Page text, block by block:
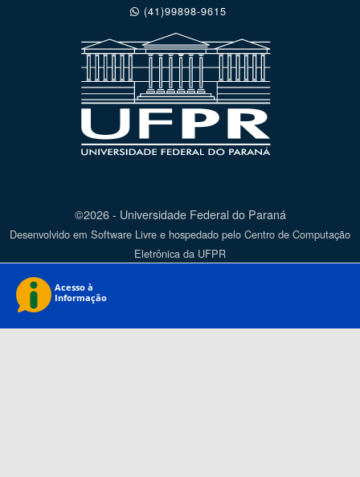
(41)99898-9615
©2026 - Universidade Federal do Paraná
Desenvolvido em Software Livre e hospedado pelo Centro de Computação
Eletrônica da UFPR